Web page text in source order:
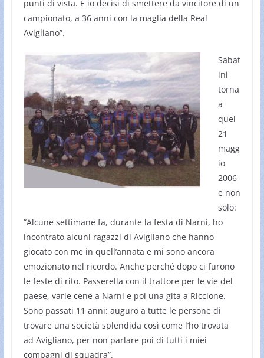
punti di vista. E io decisi di smettere da vincitore di un
campionato, a 36 anni con la maglia della Real
Avigliano”.
Sabat
ini
torna
a
quel
21
magg
io
2006
e non
solo:
“Alcune settimane fa, durante la festa di Narni, ho
incontrato alcuni ragazzi di Avigliano che hanno
giocato con me in quell’annata e mi sono ancora
emozionato nel ricordo. Anche perché dopo ci furono
le feste di rito. Passerella con il trattore per le vie del
paese, varie cene a Narni e poi una gita a Riccione.
Sono passati 11 anni: auguro a tutte le persone di
trovare una società splendida così come l’ho trovata
ad Avigliano, per non parlare poi di tutti i miei
compagni di squadra”.